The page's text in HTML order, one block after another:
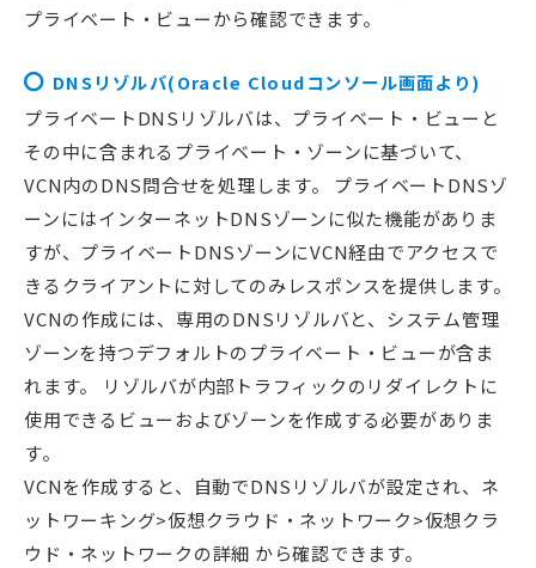
プライベート・ビューから確認できます。
DNSリゾルバ(Oracle Cloudコンソール画面より)
プライベートDNSリゾルバは、プライベート・ビューと
その中に含まれるプライベート・ゾーンに基づいて、
VCN内のDNS問合せを処理します。 プライベートDNSゾ
ーンにはインターネットDNSゾーンに似た機能がありま
すが、プライベートDNSゾーンにVCN経由でアクセスで
きるクライアントに対してのみレスポンスを提供します。
VCNの作成には、専用のDNSリゾルバと、システム管理
ゾーンを持つデフォルトのプライベート・ビューが含ま
れます。 リゾルバが内部トラフィックのリダイレクトに
使用できるビューおよびゾーンを作成する必要がありま
す。
VCNを作成すると、自動でDNSリゾルバが設定され、ネ
ットワーキング>仮想クラウド・ネットワーク>仮想クラ
ウド・ネットワークの詳細 から確認できます。